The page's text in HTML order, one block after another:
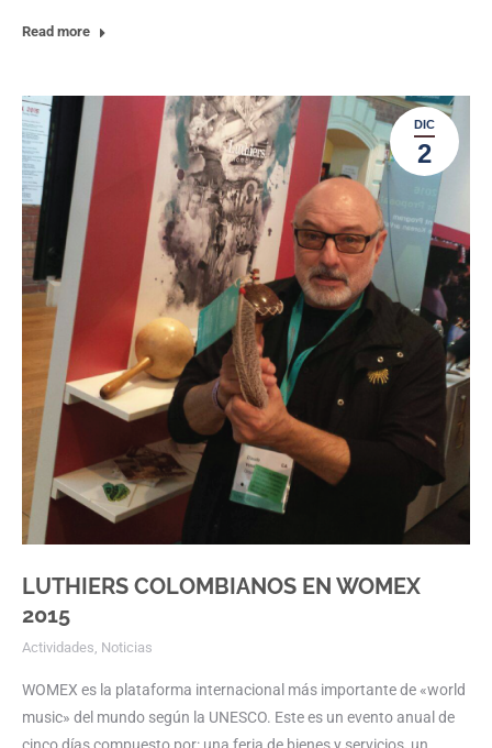
Read more
DIC
2
LUTHIERS COLOMBIANOS EN WOMEX
2015
Actividades, Noticias
WOMEX es la plataforma internacional más importante de «world
music» del mundo según la UNESCO. Este es un evento anual de